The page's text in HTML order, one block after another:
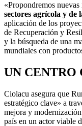
«Propondremos
sectores agrícola y de
aplicación de los
de Recuperación y
y la búsqueda de una
mundiales con
UN CENTRO
Ciolacu asegura que
estratégico clave» a
mejora y
país en un actor viable